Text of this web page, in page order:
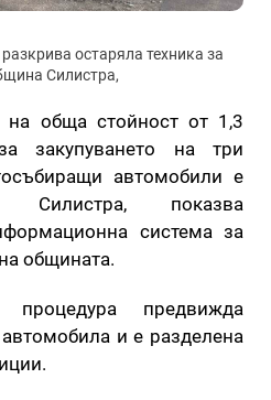
остаряла техника за
Силистра,
на обща стойност от 1,3
закупуването на три
автомобили е
Силистра, показва
система за
общината.
процедура предвижда
и е разделена